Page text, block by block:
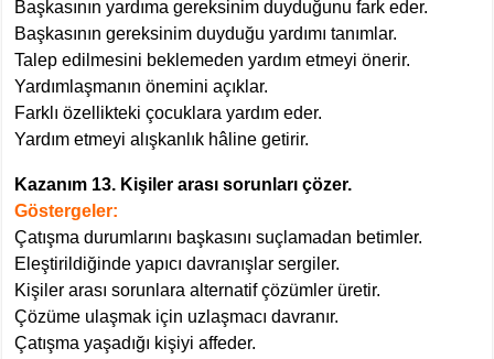
Başkasının yardıma gereksinim duyduğunu fark eder.
Başkasının gereksinim duyduğu yardımı tanımlar.
Talep edilmesini beklemeden yardım etmeyi önerir.
Yardımlaşmanın önemini açıklar.
Farklı özellikteki çocuklara yardım eder.
Yardım etmeyi alışkanlık hâline getirir.
Kazanım 13. Kişiler arası sorunları çözer.
Göstergeler:
Çatışma durumlarını başkasını suçlamadan betimler.
Eleştirildiğinde yapıcı davranışlar sergiler.
Kişiler arası sorunlara alternatif çözümler üretir.
Çözüme ulaşmak için uzlaşmacı davranır.
Çatışma yaşadığı kişiyi affeder.